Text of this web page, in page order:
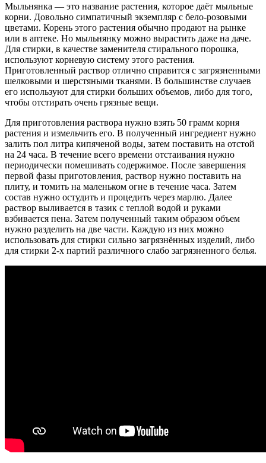
Мыльнянка — это название растения, которое даёт мыльные
корни. Довольно симпатичный экземпляр с бело-розовыми
цветами. Корень этого растения обычно продают на рынке
или в аптеке. Но мыльнянку можно вырастить даже на даче.
Для стирки, в качестве заменителя стирального порошка,
используют корневую систему этого растения.
Приготовленный раствор отлично справится с загрязненными
шелковыми и шерстяными тканями. В большинстве случаев
его используют для стирки больших объемов, либо для того,
чтобы отстирать очень грязные вещи.
Для приготовления раствора нужно взять 50 грамм корня
растения и измельчить его. В полученный ингредиент нужно
залить пол литра кипяченой воды, затем поставить на отстой
на 24 часа. В течение всего времени отстаивания нужно
периодически помешивать содержимое. После завершения
первой фазы приготовления, раствор нужно поставить на
плиту, и томить на маленьком огне в течение часа. Затем
состав нужно остудить и процедить через марлю. Далее
раствор выливается в тазик с теплой водой и руками
взбивается пена. Затем полученный таким образом объем
нужно разделить на две части. Каждую из них можно
использовать для стирки сильно загрязнённых изделий, либо
для стирки 2-х партий различного слабо загрязненного белья.